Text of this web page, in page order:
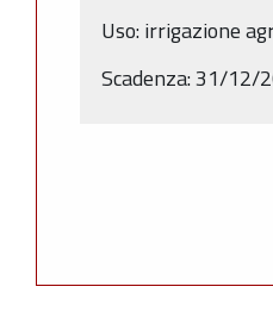
Uso: irrigazione
Scadenza: 31/12/